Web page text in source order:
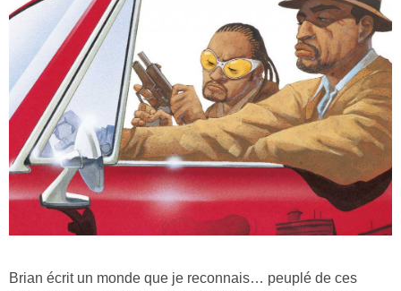
Brian écrit un monde que je reconnais… peuplé de ces